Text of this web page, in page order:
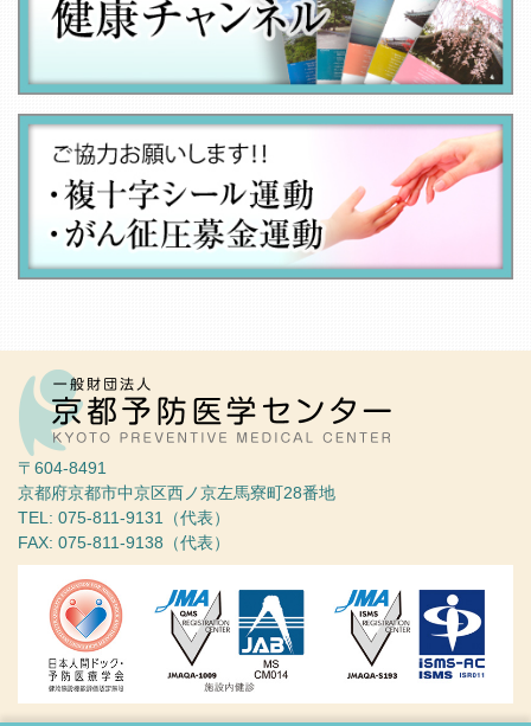
〒604-8491
京都府京都市中京区西ノ京左馬寮町28番地
TEL: 075-811-9131（代表）
FAX: 075-811-9138（代表）